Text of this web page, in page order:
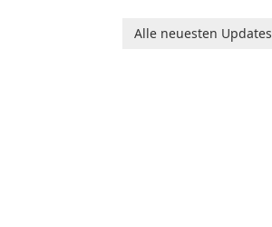
individuals and teamsAlle neuesten Updates